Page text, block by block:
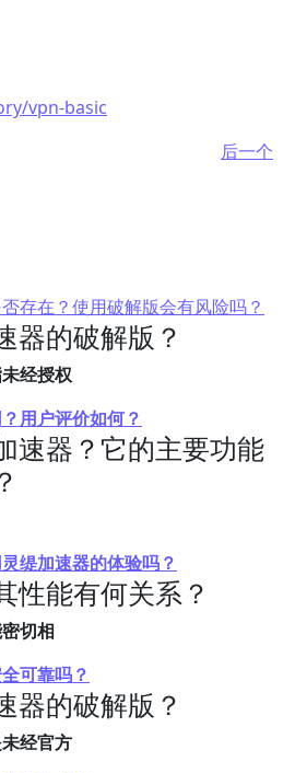
vpn-basic
后一个
存在？使用破解版会有风险吗？
器的破解版？
经授权
用户评价如何？
速器？它的主要功能
缇加速器的体验吗？
性能有何关系？
切相
可靠吗？
器的破解版？
经官方